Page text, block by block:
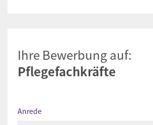
Ihre Bewerbung auf:
Pflegefachkräfte
Anrede